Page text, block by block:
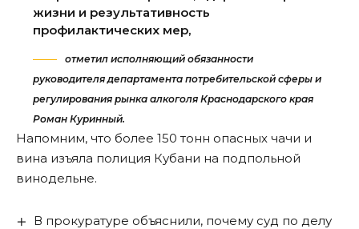
жизни и результативность
профилактических мер,
отметил исполняющий обязанности
руководителя департамента потребительской сферы и
регулирования рынка алкоголя Краснодарского края
Роман Куринный.
Напомним, что более 150 тонн опасных чачи и
вина изъяла полиция Кубани на подпольной
винодельне.
В прокуратуре объяснили, почему суд по делу